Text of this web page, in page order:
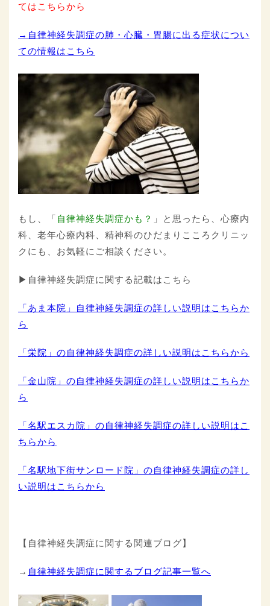
てはこちらから
→自律神経失調症の肺・心臓・胃腸に出る症状につい
ての情報はこちら
もし、「 自律神経失調症かも？ 」と思ったら、心療内
科、老年心療内科、精神科のひだまりこころクリニッ
クにも、お気軽にご相談ください。
▶自律神経失調症に関する記載はこちら
「あま本院」自律神経失調症の詳しい説明はこちらか
ら
「栄院」の自律神経失調症の詳しい説明はこちらから
「金山院」の自律神経失調症の詳しい説明はこちらか
ら
「名駅エスカ院」の自律神経失調症の詳しい説明はこ
ちらから
「名駅地下街サンロード院」の自律神経失調症の詳し
い説明はこちらから
【自律神経失調症に関する関連ブログ】
→ 自律神経失調症に関するブログ記事一覧へ